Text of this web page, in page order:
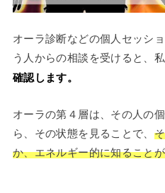
オーラ診断などの個人セッシ
う人からの相談を受けると、
確認します。
オーラの第４層は、その人の
ら、その状態を見ることで、
か、エネルギー的に知ること